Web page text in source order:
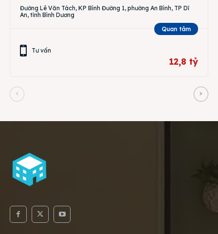
Đường Lê Văn Tách, KP Bình Đường 1, phường An Bình, TP Dĩ
An, tỉnh Bình Dương
Quan tâm
Tư vấn
12,8 tỷ